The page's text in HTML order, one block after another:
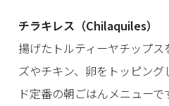
チラキレス（Chilaquiles）
揚げたトルティーヤチップ
ズやチキン、卵をトッピン
ド定番の朝ごはんメニュー